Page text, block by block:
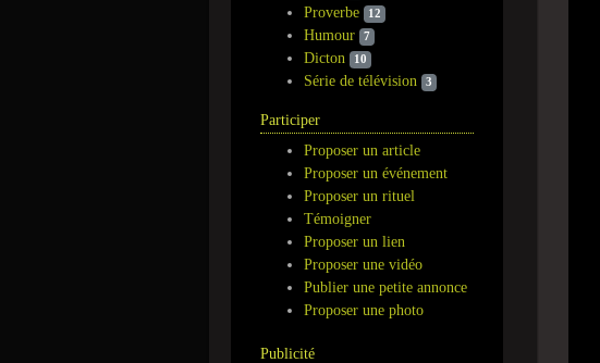
Proverbe 12
Humour 7
Dicton 10
Série de télévision 3
Participer
Proposer un article
Proposer un événement
Proposer un rituel
Témoigner
Proposer un lien
Proposer une vidéo
Publier une petite annonce
Proposer une photo
Publicité